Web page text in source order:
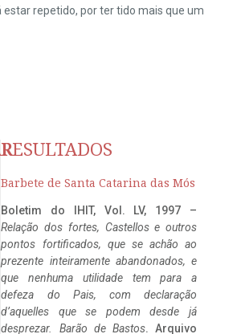
repetido, por ter tido mais que um
RESULTADOS
Barbete de Santa Catarina das Mós
Boletim do IHIT, Vol. LV, 1997 –
Relação dos fortes, Castellos e outros
pontos fortificados, que se achão ao
prezente inteiramente abandonados, e
que nenhuma utilidade tem para a
defeza do Pais, com declaração
d’aquelles que se podem desde já
desprezar. Barão de Bastos. Arquivo